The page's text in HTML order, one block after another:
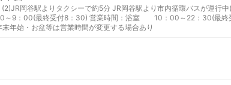
(1)岡谷ICより車で約15分 (2)JR岡谷駅よりタクシーで約5分 JR岡谷
9：00(最終受付8：30) 営業時間：浴室 10：00～22：30(最終
年始・お盆等は営業時間が変更する場合あり